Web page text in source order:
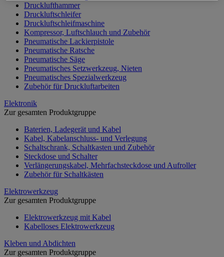
Drucklufthammer
Druckluftschleifer
Druckluftschleifmaschine
Kompressor, Luftschlauch und Zubehör
Pneumatische Lackierpistole
Pneumatische Ratsche
Pneumatische Säge
Pneumatisches Setzwerkzeug, Nieten
Pneumatisches Spezialwerkzeug
Zubehör für Druckluftarbeiten
Elektronik
Zur gesamten Produktgruppe
Baterien, Ladegerät und Kabel
Kabel, Kabelanschluss- und Verlegung
Schaltschrank, Schaltkasten und Zubehör
Steckdose und Schalter
Verlängerungskabel, Mehrfachsteckdose und Aufroller
Zubehör für Schaltkästen
Elektrowerkzeug
Zur gesamten Produktgruppe
Elektrowerkzeug mit Kabel
Kabelloses Elektrowerkzeug
Kleben und Abdichten
Zur gesamten Produktgruppe